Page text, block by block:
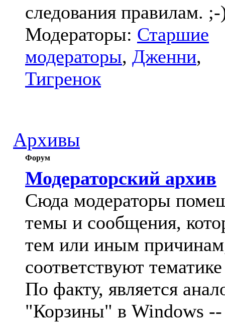
следования правилам.
Модераторы: Старшие
модераторы, Дженни,
Тигренок
Архивы
Форум
Модераторский архив
Сюда модераторы
темы и сообщения,
тем или иным
соответствуют
По факту, является
"Корзины" в Windows --